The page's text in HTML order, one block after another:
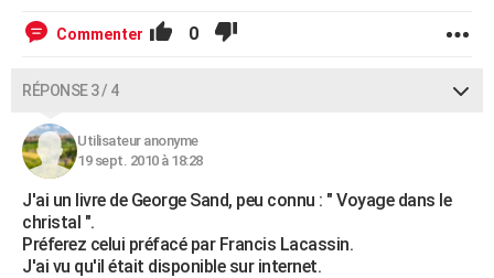
Commenter 0
RÉPONSE 3 / 4
Utilisateur anonyme
19 sept. 2010 à 18:28
J'ai un livre de George Sand, peu connu : " Voyage dans le
christal ".
Préferez celui préfacé par Francis Lacassin.
J'ai vu qu'il était disponible sur internet.